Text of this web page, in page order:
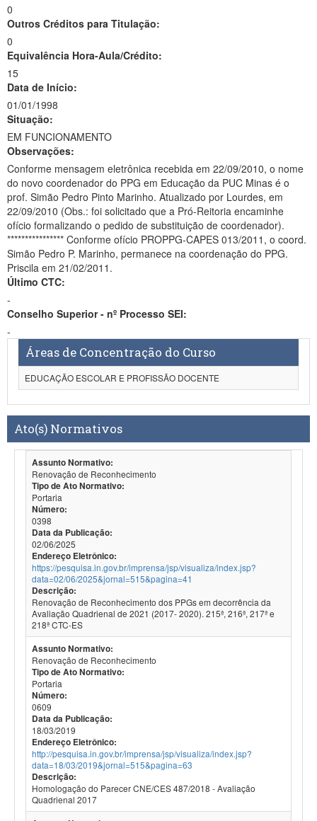
0
Outros Créditos para Titulação:
0
Equivalência Hora-Aula/Crédito:
15
Data de Início:
01/01/1998
Situação:
EM FUNCIONAMENTO
Observações:
Conforme mensagem eletrônica recebida em 22/09/2010, o nome
do novo coordenador do PPG em Educação da PUC Minas é o
prof. Simão Pedro Pinto Marinho. Atualizado por Lourdes, em
22/09/2010 (Obs.: foi solicitado que a Pró-Reitoria encaminhe
ofício formalizando o pedido de substituição de coordenador).
**************** Conforme ofício PROPPG-CAPES 013/2011, o coord.
Simão Pedro P. Marinho, permanece na coordenação do PPG.
Priscila em 21/02/2011.
Último CTC:
-
Conselho Superior - nº Processo SEI:
-
Áreas de Concentração do Curso
EDUCAÇÃO ESCOLAR E PROFISSÃO DOCENTE
Ato(s) Normativos
Assunto Normativo:
Renovação de Reconhecimento
Tipo de Ato Normativo:
Portaria
Número:
0398
Data da Publicação:
02/06/2025
Endereço Eletrônico:
https://pesquisa.in.gov.br/imprensa/jsp/visualiza/index.jsp?
data=02/06/2025&jornal=515&pagina=41
Descrição:
Renovação de Reconhecimento dos PPGs em decorrência da
Avaliação Quadrienal de 2021 (2017- 2020). 215ª, 216ª, 217ª e
218ª CTC-ES
Assunto Normativo:
Renovação de Reconhecimento
Tipo de Ato Normativo:
Portaria
Número:
0609
Data da Publicação:
18/03/2019
Endereço Eletrônico:
http://pesquisa.in.gov.br/imprensa/jsp/visualiza/index.jsp?
data=18/03/2019&jornal=515&pagina=63
Descrição:
Homologação do Parecer CNE/CES 487/2018 - Avaliação
Quadrienal 2017